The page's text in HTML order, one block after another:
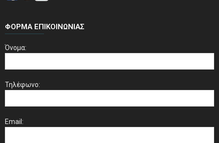
ΦΌΡΜΑ ΕΠΙΚΟΙΝΩΝΊΑΣ
Όνομα:
Τηλέφωνο:
Email: